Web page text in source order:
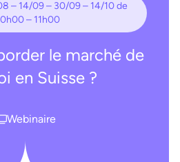
– 14/09 – 30/09 – 14/10 de
– 11h00
le marché de
en Suisse ?
Webinaire